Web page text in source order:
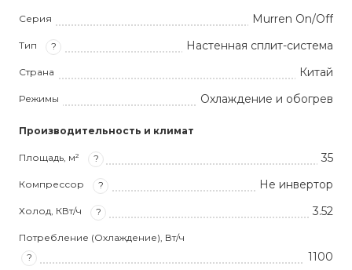
Серия Murren On/Off
Тип ? Настенная сплит-система
Страна Китай
Режимы Охлаждение и обогрев
Производительность и климат
Площадь, м² ? 35
Компрессор ? Не инвертор
Холод, КВт/ч ? 3.52
Потребление (Охлаждение), Вт/ч
?
1100